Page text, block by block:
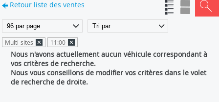
Retour liste des ventes
Multi-sites 11:00
Nous n'avons actuellement aucun véhicule correspondant à
vos critères de recherche.
Nous vous conseillons de modifier vos critères dans le volet
de recherche de droite.